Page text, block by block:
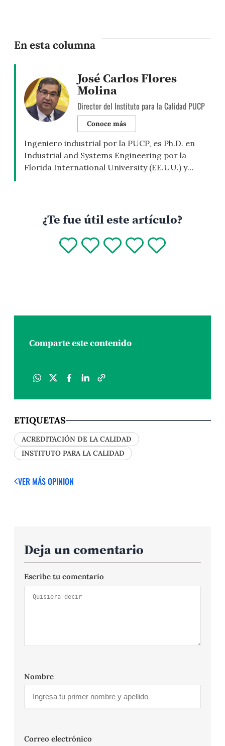
En esta columna
José Carlos Flores
Molina
Director del Instituto para la Calidad PUCP
Conoce más
Ingeniero industrial por la PUCP, es Ph.D. en
Industrial and Systems Engineering por la
Florida International University (EE.UU.) y
Lean Six Sigma Master Black Belt por TMAC–
The University of Texas at Arlington (EE.UU.) y
¿Te fue útil este artículo?
Comparte este contenido
ETIQUETAS
ACREDITACIÓN DE LA CALIDAD
INSTITUTO PARA LA CALIDAD
VER MÁS OPINION
Deja un comentario
Escribe tu comentario
Nombre
Correo electrónico